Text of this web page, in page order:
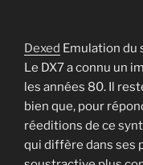
Dexed Emulation du
Le DX7 a connu un
les années 80. Il
bien que, pour
réeditions de ce
qui diffère dans ses